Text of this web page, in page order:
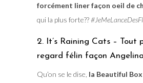
forcément liner façon oeil de
qui la plus forte??
2. It’s Raining Cats – Tout
regard félin façon
Qu’on se le dise, la Beautiful